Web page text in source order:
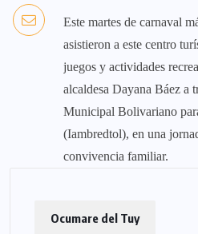
Este martes de carnaval
asistieron a este centro
juegos y actividades
alcaldesa Dayana Báez a
Municipal Bolivariano
(Iambredtol), en una
convivencia familiar.
Ocumare del Tuy